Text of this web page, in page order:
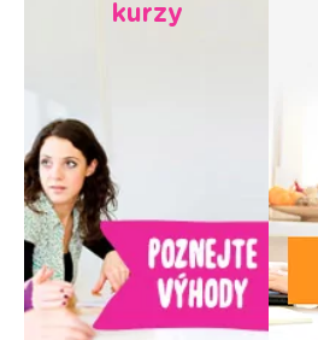
kurzy